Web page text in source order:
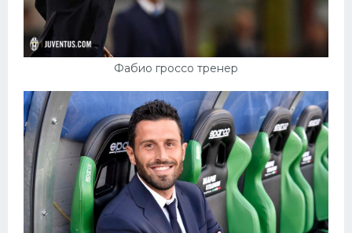
Фабио гроссо тренер